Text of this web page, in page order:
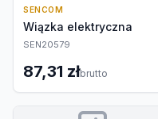
SENCOM
Wiązka elektryczna
SEN20579
87,31 złbrutto